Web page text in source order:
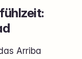
Arriba